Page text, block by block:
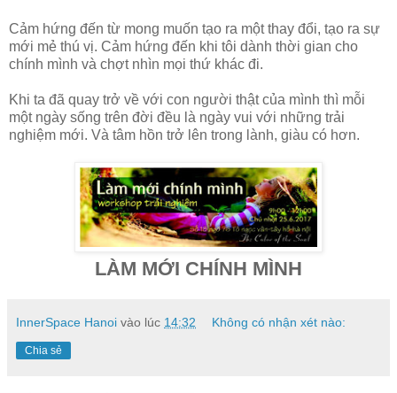
Cảm hứng đến từ mong muốn tạo ra một thay đổi, tạo ra sự
mới mẻ thú vị. Cảm hứng đến khi tôi dành thời gian cho
chính mình và chợt nhìn mọi thứ khác đi.
Khi ta đã quay trở về với con người thật của mình thì mỗi
một ngày sống trên đời đều là ngày vui với những trải
nghiệm mới. Và tâm hồn trở lên trong lành, giàu có hơn.
LÀM MỚI CHÍNH MÌNH
InnerSpace Hanoi vào lúc 14:32 Không có nhận xét nào:
Chia sẻ